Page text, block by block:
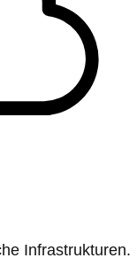
Infrastrukturen.